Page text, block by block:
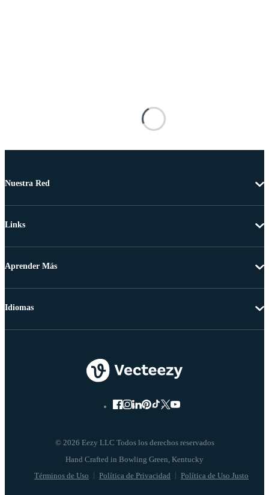
Nuestra Red
Links
Aprender Más
© 2026 Eezy LLC Todos los derechos reservados
Términos de Uso Política de Privacidad Política de Uso Justo
Idiomas